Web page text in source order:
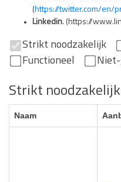
(https://twitter.com/en/
Linkedin. (https://
Strikt noodzakelijk
Functioneel
Strikt noodzakelijk
Naam